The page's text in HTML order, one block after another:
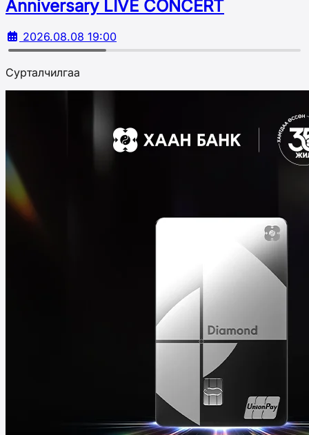
Аnniversary LIVE CONCERT
2026.08.08 19:00
Сурталчилгаа